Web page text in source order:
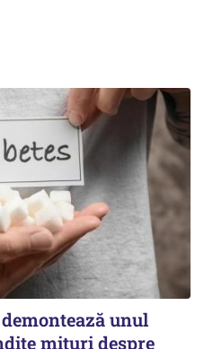
unul
mituri despre